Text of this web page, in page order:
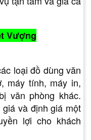
Vượng
loại đồ dùng văn
máy tính, máy in,
văn phòng khác.
và định giá một
lợi cho khách